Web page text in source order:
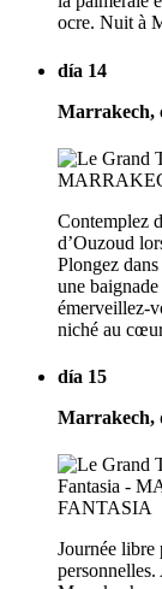
ocre. Nuit à
día 14
Marrakech,
Contemplez
d’Ouzoud
Plongez
une
émerveillez-
niché au
día 15
Marrakech,
Journée libre